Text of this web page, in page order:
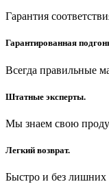
Гарантия
Гарантированная
Всегда правильные
Штатные эксперты.
Мы знаем свою
Легкий возврат.
Быстро и без лишних